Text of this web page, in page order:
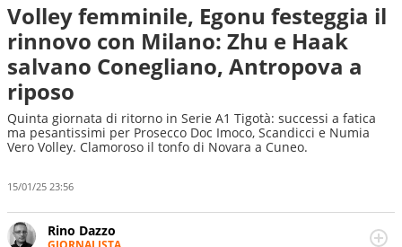
Volley femminile, Egonu festeggia il
rinnovo con Milano: Zhu e Haak
salvano Conegliano, Antropova a
riposo
Quinta giornata di ritorno in Serie A1 Tigotà: successi a fatica
ma pesantissimi per Prosecco Doc Imoco, Scandicci e Numia
Vero Volley. Clamoroso il tonfo di Novara a Cuneo.
15/01/25 23:56
Rino Dazzo